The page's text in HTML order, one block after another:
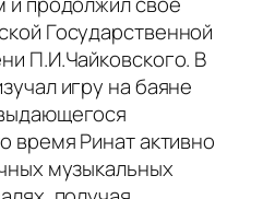
Государственной
П.И.Чайковского. В
игру на баяне
время Ринат активно
музыкальных